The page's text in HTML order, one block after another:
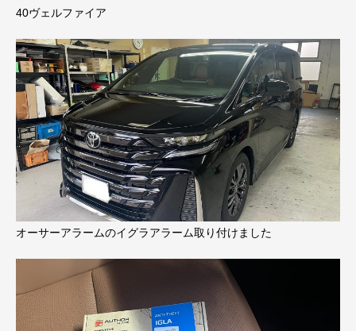
40ヴェルファイア
オーサーアラームのイグラアラーム取り付けました